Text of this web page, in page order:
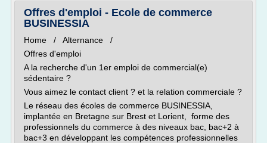
Offres d'emploi - Ecole de commerce
BUSINESSIA
Home / Alternance /
Offres d'emploi
A la recherche d'un 1er emploi de commercial(e)
sédentaire ?
Vous aimez le contact client ? et la relation commerciale ?
Le réseau des écoles de commerce BUSINESSIA,
implantée en Bretagne sur Brest et Lorient, forme des
professionnels du commerce à des niveaux bac, bac+2 à
bac+3 en développant les compétences professionnelles